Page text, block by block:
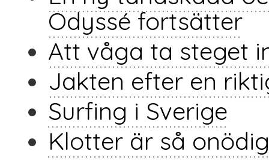
Odyssé fortsätter
Att våga ta steget
Jakten efter en
Surfing i Sverige
Klotter är så